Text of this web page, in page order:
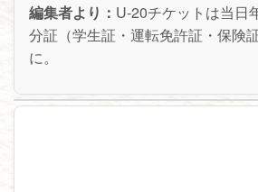
編集者より： U-20チケットは当日
分証（学生証・運転免許証・保険
に。